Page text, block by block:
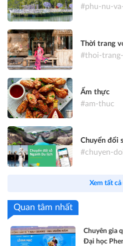
#phu-nu-
Thời trang
#thoi-
Ẩm thực
#am-thuc
Chuyển đổi
#chuyen-
Xem tất cả
Quan tâm nhất
Chuyên gia
Đại học